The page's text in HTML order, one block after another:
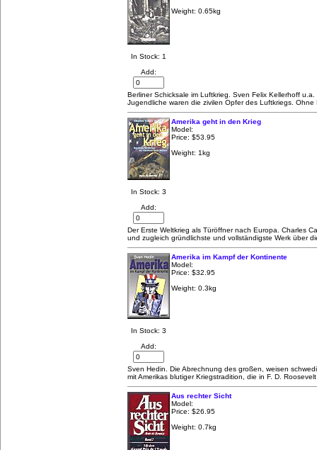
In Stock: 1
Add:
Weight: 0.65kg
Berliner Schicksale im Luftkrieg. Sven Felix Kellerhoff
Jugendliche waren die zivilen Opfer des Luftkriegs. Ohne
In Stock: 3
Add:
Amerika geht in den Krieg
Model:
Price: $53.95
Weight: 1kg
Der Erste Weltkrieg als Türöffner nach Europa. Charles
und zugleich gründlichste und vollständigste Werk über
In Stock: 3
Add:
Amerika im Kampf der Kontinente
Model:
Price: $32.95
Weight: 0.3kg
Sven Hedin. Die Abrechnung des großen, weisen
mit Amerikas blutiger Kriegstradition, die in F. D.
Aus rechter Sicht
Model:
Price: $26.95
Weight: 0.7kg